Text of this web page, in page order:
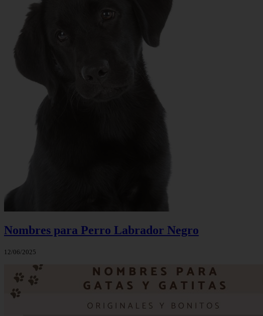
Nombres para Perro Labrador Negro
12/06/2025